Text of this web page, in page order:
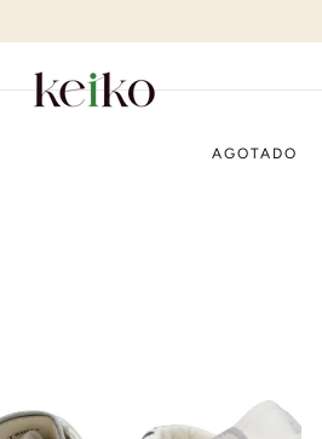
AGOTADO